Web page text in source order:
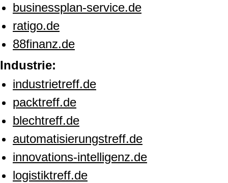
businessplan-service.de
ratigo.de
88finanz.de
Industrie:
industrietreff.de
packtreff.de
blechtreff.de
automatisierungstreff.de
innovations-intelligenz.de
logistiktreff.de